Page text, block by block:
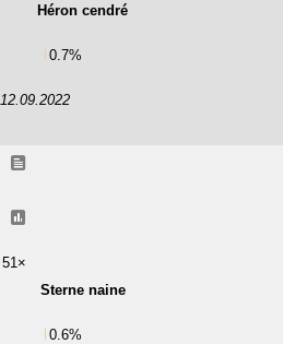
Héron cendré
0.7%
12.09.2022
51×
Sterne naine
0.6%